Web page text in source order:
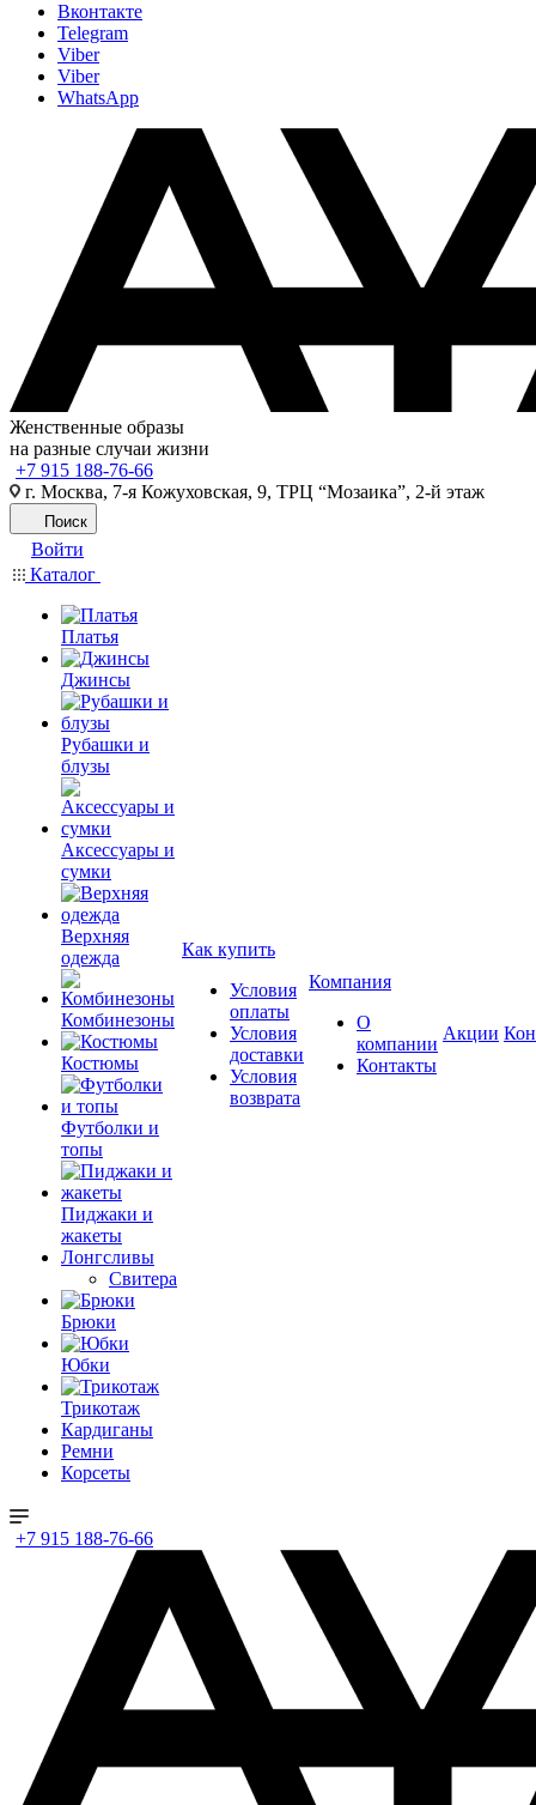
Вконтакте
Telegram
Viber
Viber
WhatsApp
Женственные образы
на разные случаи жизни
+7 915 188-76-66
г. Москва, 7-я Кожуховская, 9, ТРЦ “Мозаика”, 2-й этаж
Поиск
Войти
Каталог
Платья
Джинсы
Рубашки и
блузы
Аксессуары и
сумки
Верхняя
одежда
Комбинезоны
Костюмы
Футболки и
топы
Пиджаки и
жакеты
Лонгсливы
Свитера
Брюки
Юбки
Трикотаж
Кардиганы
Ремни
Корсеты
Как купить
Условия
оплаты
Условия
доставки
Условия
возврата
Компания
О
компании
Контакты
Акции
+7 915 188-76-66